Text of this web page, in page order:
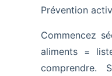
Prévention
Commencez
aliments =
comprendre.